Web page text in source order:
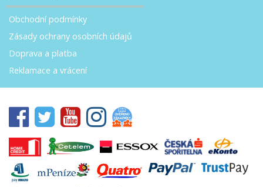
Obchodní podmínky
Zásady ochrany osobních údajů
Doprava a platba
Reklamace a vrácení